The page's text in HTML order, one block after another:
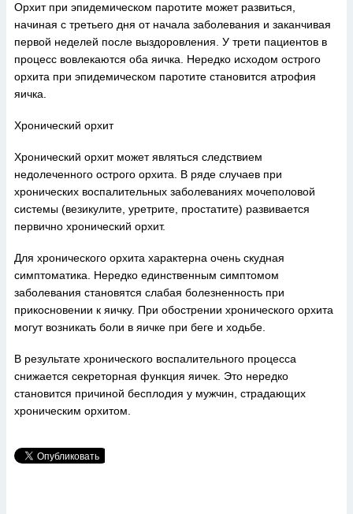
Орхит при эпидемическом паротите может развиться,
начиная с третьего дня от начала заболевания и заканчивая
первой неделей после выздоровления. У трети пациентов в
процесс вовлекаются оба яичка. Нередко исходом острого
орхита при эпидемическом паротите становится атрофия
яичка.
Хронический орхит
Хронический орхит может являться следствием
недолеченного острого орхита. В ряде случаев при
хронических воспалительных заболеваниях мочеполовой
системы (везикулите, уретрите, простатите) развивается
первично хронический орхит.
Для хронического орхита характерна очень скудная
симптоматика. Нередко единственным симптомом
заболевания становятся слабая болезненность при
прикосновении к яичку. При обострении хронического орхита
могут возникать боли в яичке при беге и ходьбе.
В результате хронического воспалительного процесса
снижается секреторная функция яичек. Это нередко
становится причиной бесплодия у мужчин, страдающих
хроническим орхитом.